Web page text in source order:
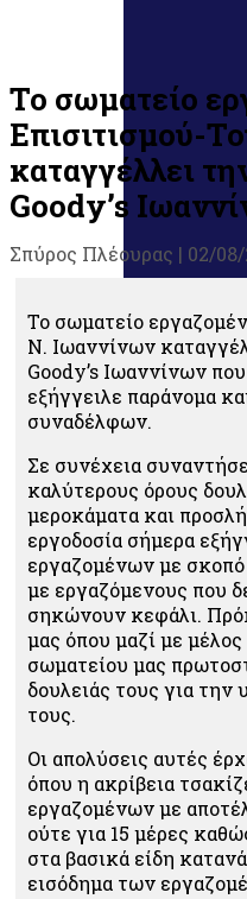
Το σωματείο
Επισιτισμού-
καταγγέλλει
Goody’s
Σπύρος Πλέουρας | 02/08/
Το σωματείο
Ν. Ιωαννίνων
Goody’s Ιωαννίνων
εξήγγειλε παράνομα
συναδέλφων.
Σε συνέχεια
καλύτερους όρους
μεροκάματα και
εργοδοσία σήμερα
εργαζομένων με σκοπό
με εργαζόμενους που
σηκώνουν κεφάλι.
μας όπου μαζί με
σωματείου μας
δουλειάς τους για
τους.
Οι απολύσεις αυτές
όπου η ακρίβεια
εργαζομένων με
ούτε για 15 μέρες
στα βασικά είδη
εισόδημα των